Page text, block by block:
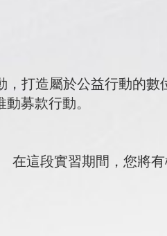
打造屬於公益行動的數
募款行動。
在這段實習期間，您將